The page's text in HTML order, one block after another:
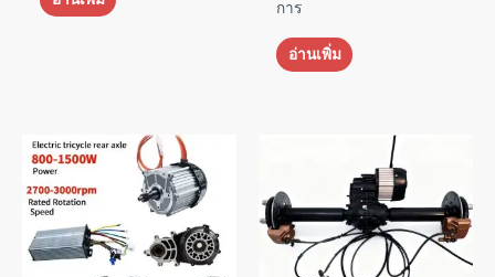
การ
อ่านเพิ่ม